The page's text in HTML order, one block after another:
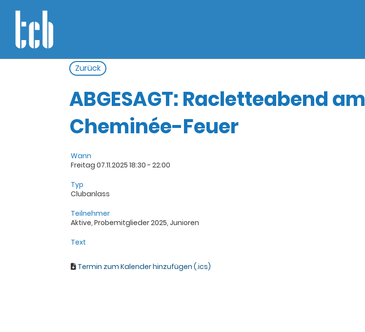
Zurück
ABGESAGT: Racletteabend am
Cheminée-Feuer
Wann
Freitag 07.11.2025 18:30 - 22:00
Typ
Clubanlass
Teilnehmer
Aktive, Probemitglieder 2025, Junioren
Text
Termin zum Kalender hinzufügen (.ics)